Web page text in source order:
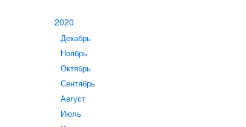
2020
Декабрь
Ноябрь
Октябрь
Сентябрь
Август
Июль